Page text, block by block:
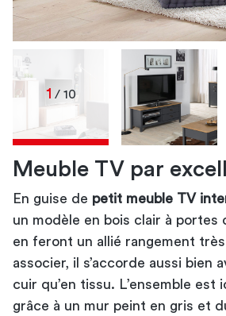
1 / 10
Meuble TV par
En guise de petit meuble TV
un modèle en bois clair à portes
en feront un allié rangement
associer, il s’accorde aussi bien
cuir qu’en tissu. L’ensemble est
grâce à un mur peint en gris et
TV noir
métal
petit meuble TV pour le
table basse sur pieds
petit meuble TV
petit meuble TV
meuble TV en bois
roulettes
petits meubles TV
meuble TV avec rangements